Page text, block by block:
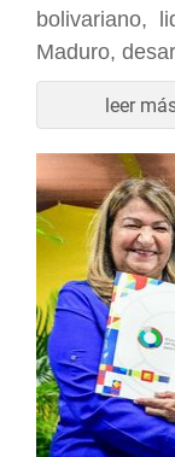
bolivariano,
Maduro,
leer